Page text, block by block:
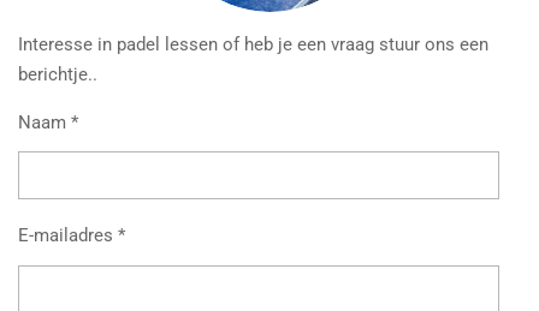
Interesse in padel lessen of heb je een vraag stuur ons een
berichtje..
Naam *
E-mailadres *